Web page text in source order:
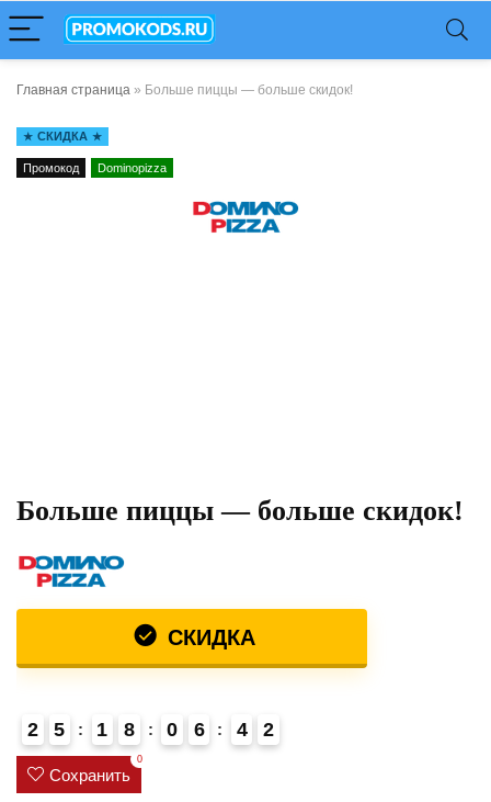
Главная страница » Больше пиццы — больше скидок!
СКИДКА
Промокод Dominopizza
Больше пиццы — больше скидок!
СКИДКА
2 5 1 8 0 6 4 2
Сохранить
0